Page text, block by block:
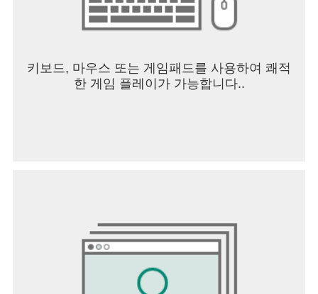
키보드, 마우스 또는 게임패드를 사용하여 쾌적
한 게임 플레이가 가능합니다..